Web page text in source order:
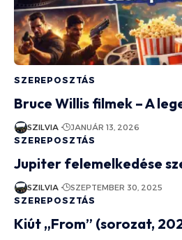
SZEREPOSZTÁS
Bruce Willis filmek – A
SZILVIA JANUÁR 13, 2026
SZEREPOSZTÁS
Jupiter felemelkedése
SZILVIA SZEPTEMBER 30, 2025
SZEREPOSZTÁS
Kiút „From” (sorozat,